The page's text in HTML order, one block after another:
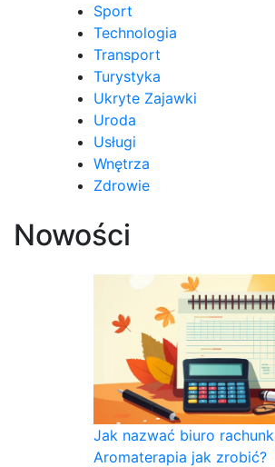
Sport
Technologia
Transport
Turystyka
Ukryte Zajawki
Uroda
Usługi
Wnętrza
Zdrowie
Nowości
Jak nazwać biuro
Aromaterapia jak zrobić?